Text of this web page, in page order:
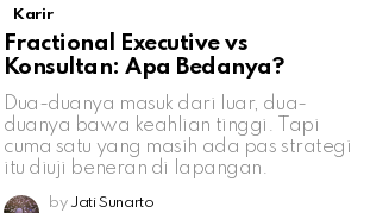
Karir
Fractional Executive vs
Konsultan: Apa Bedanya?
Dua-duanya masuk dari luar, dua-
duanya bawa keahlian tinggi. Tapi
cuma satu yang masih ada pas strategi
itu diuji beneran di lapangan.
by Jati Sunarto